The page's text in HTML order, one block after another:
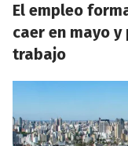
El empleo
caer en mayo
trabajo